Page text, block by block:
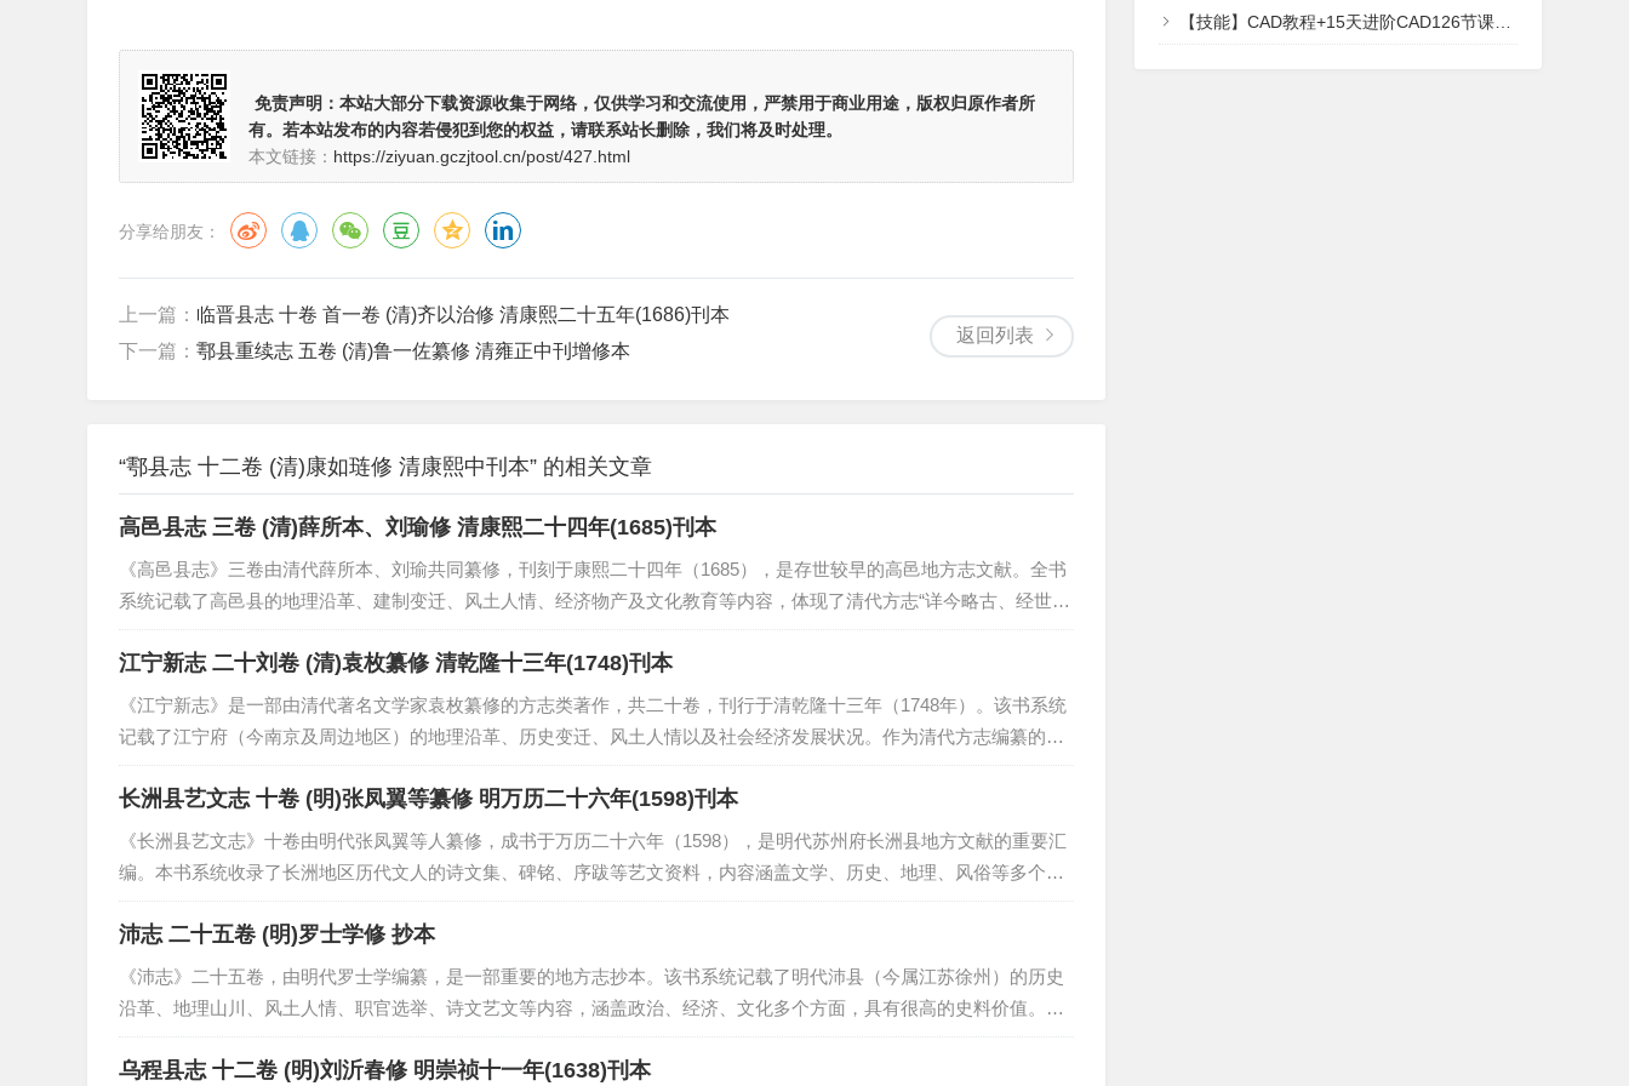
免责声明： 本站大部分下载资源收集于网络，仅供学习和交流使用，严禁用于商业用途，版权归原作者所
有。若本站发布的内容若侵犯到您的权益，请联系站长删除，我们将及时处理。
本文链接： https://ziyuan.gczjtool.cn/post/427.html
分享给朋友：
返回列表
上一篇： 临晋县志 十卷 首一卷 (清)齐以治修 清康熙二十五年(1686)刊本
下一篇： 鄠县重续志 五卷 (清)鲁一佐纂修 清雍正中刊增修本
“鄠县志 十二卷 (清)康如琏修 清康熙中刊本” 的相关文章
高邑县志 三卷 (清)薛所本、刘瑜修 清康熙二十四年(1685)刊本
《高邑县志》三卷由清代薛所本、刘瑜共同纂修，刊刻于康熙二十四年（1685），是存世较早的高邑地方志文献。全书
系统记载了高邑县的地理沿革、建制变迁、风土人情、经济物产及文化教育等内容，体现了清代方志“详今略古、经世致
用”的编纂特点。其中对明末清初社会变迁、赋役制度、灾异事件的记述尤为详实，为研究冀中南...
江宁新志 二十刘卷 (清)袁枚纂修 清乾隆十三年(1748)刊本
《江宁新志》是一部由清代著名文学家袁枚纂修的方志类著作，共二十卷，刊行于清乾隆十三年（1748年）。该书系统
记载了江宁府（今南京及周边地区）的地理沿革、历史变迁、风土人情以及社会经济发展状况。作为清代方志编纂的重
要代表，袁枚以文笔精炼、考证严谨著称，书中不仅保留了丰富的地方史料，还体现了其在文学与史...
长洲县艺文志 十卷 (明)张凤翼等纂修 明万历二十六年(1598)刊本
《长洲县艺文志》十卷由明代张凤翼等人纂修，成书于万历二十六年（1598），是明代苏州府长洲县地方文献的重要汇
编。本书系统收录了长洲地区历代文人的诗文集、碑铭、序跋等艺文资料，内容涵盖文学、历史、地理、风俗等多个方
面，展现了当地深厚的文化积淀。该书不仅对研究明代江南地区文化发展具有重要参考价值，也为后...
沛志 二十五卷 (明)罗士学修 抄本
《沛志》二十五卷，由明代罗士学编纂，是一部重要的地方志抄本。该书系统记载了明代沛县（今属江苏徐州）的历史
沿革、地理山川、风土人情、职官选举、诗文艺文等内容，涵盖政治、经济、文化多个方面，具有很高的史料价值。作
为抄本，此书未经后世刊刻改动，保留了较为原始的文献面貌，对研究明代地方史志的编纂体例和沛县地...
乌程县志 十二卷 (明)刘沂春修 明崇祯十一年(1638)刊本
【技能】CAD教程+15天进阶CAD126节课完整版免费下载